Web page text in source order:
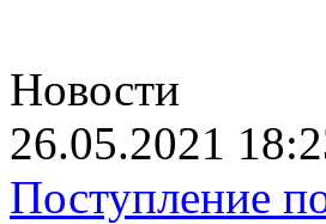
Новости
26.05.2021
Поступление